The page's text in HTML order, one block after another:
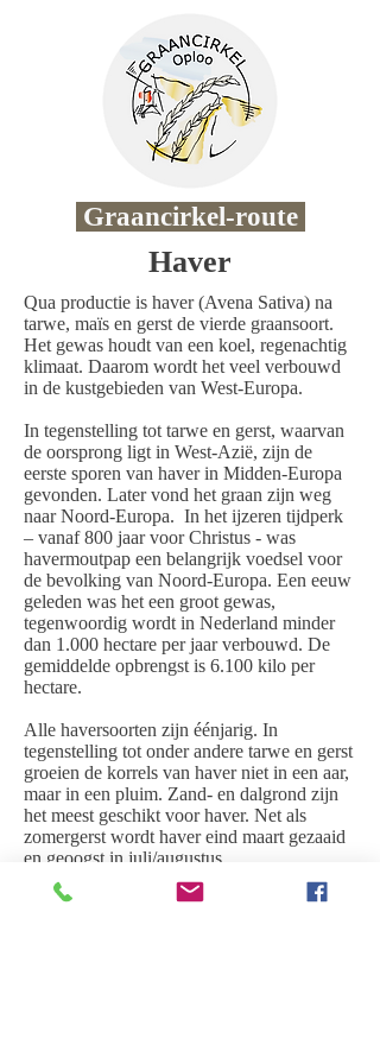
Graancirkel-route
Haver
Qua productie is haver (Avena Sativa) na
tarwe, maïs en gerst de vierde graansoort.
Het gewas houdt van een koel, regenachtig
klimaat. Daarom wordt het veel verbouwd
in de kustgebieden van West-Europa.
In tegenstelling tot tarwe en gerst, waarvan
de oorsprong ligt in West-Azië, zijn de
eerste sporen van haver in Midden-Europa
gevonden. Later vond het graan zijn weg
naar Noord-Europa. In het ijzeren tijdperk
– vanaf 800 jaar voor Christus - was
havermoutpap een belangrijk voedsel voor
de bevolking van Noord-Europa. Een eeuw
geleden was het een groot gewas,
tegenwoordig wordt in Nederland minder
dan 1.000 hectare per jaar verbouwd. De
gemiddelde opbrengst is 6.100 kilo per
hectare.
Alle haversoorten zijn éénjarig. In
tegenstelling tot onder andere tarwe en gerst
groeien de korrels van haver niet in een aar,
maar in een pluim. Zand- en dalgrond zijn
het meest geschikt voor haver. Net als
zomergerst wordt haver eind maart gezaaid
en geoogst in juli/augustus.
Haver heeft een hoog eiwitgehalte en ook